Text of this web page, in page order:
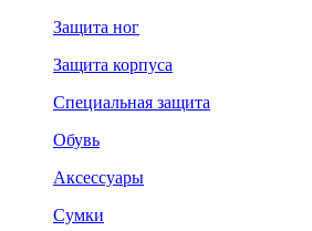
Защита ног
Защита корпуса
Специальная защита
Обувь
Аксессуары
Сумки